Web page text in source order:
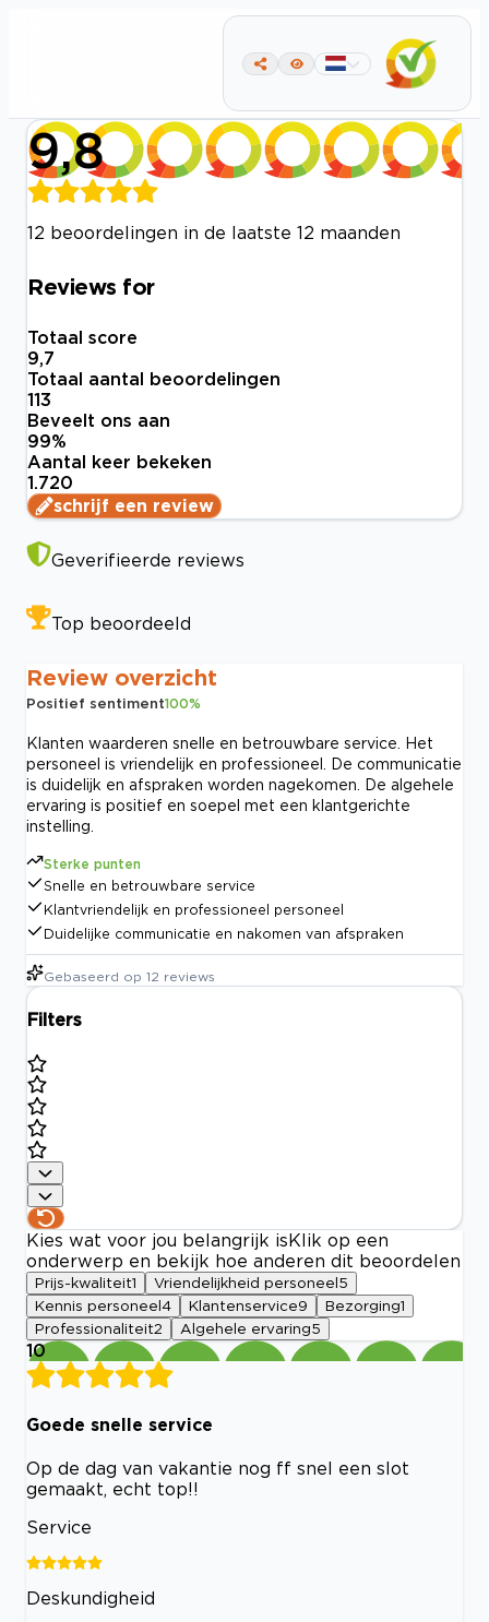
9,8
12 beoordelingen in de laatste 12 maanden
Reviews for
Totaal score
9,7
Totaal aantal beoordelingen
113
Beveelt ons aan
99%
Aantal keer bekeken
1.720
schrijf een review
Geverifieerde reviews
Top beoordeeld
Review overzicht
Positief sentiment100%
Klanten waarderen snelle en betrouwbare service. Het
personeel is vriendelijk en professioneel. De communicatie
is duidelijk en afspraken worden nagekomen. De algehele
ervaring is positief en soepel met een klantgerichte
instelling.
Sterke punten
Snelle en betrouwbare service
Klantvriendelijk en professioneel personeel
Duidelijke communicatie en nakomen van afspraken
Gebaseerd op 12 reviews
Filters
Kies wat voor jou belangrijk is Klik op een
onderwerp en bekijk hoe anderen dit beoordelen
Prijs-kwaliteit1 Vriendelijkheid personeel 5
Kennis personeel 4 Klantenservice9 Bezorging1
Professionaliteit2 Algehele ervaring5
10
Goede snelle service
Op de dag van vakantie nog ff snel een slot
gemaakt, echt top!!
Service
Deskundigheid